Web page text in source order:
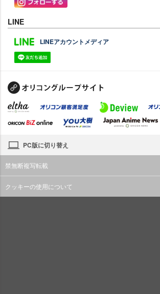
LINE
LINEアカウントメディア
PC版に切り替え
禁無断複写転載
クッキーの使用について